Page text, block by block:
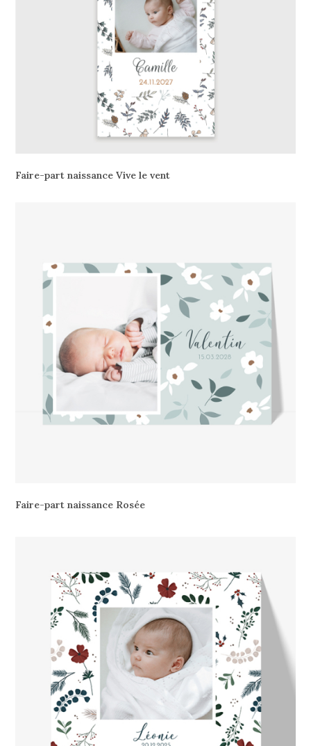
Faire-part naissance Vive le vent
Faire-part naissance Rosée